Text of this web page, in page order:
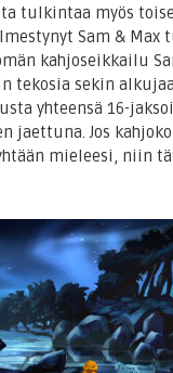
tulkintaa myös
Sam & Max
kahjoseikkailu
tekosia sekin
yhteensä 16-
jaettuna. Jos
mieleesi, niin